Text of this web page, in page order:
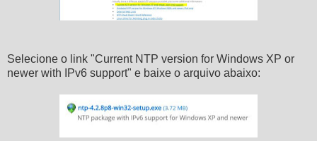
Selecione o link "Current NTP version for Windows XP or
newer with IPv6 support" e baixe o arquivo abaixo: